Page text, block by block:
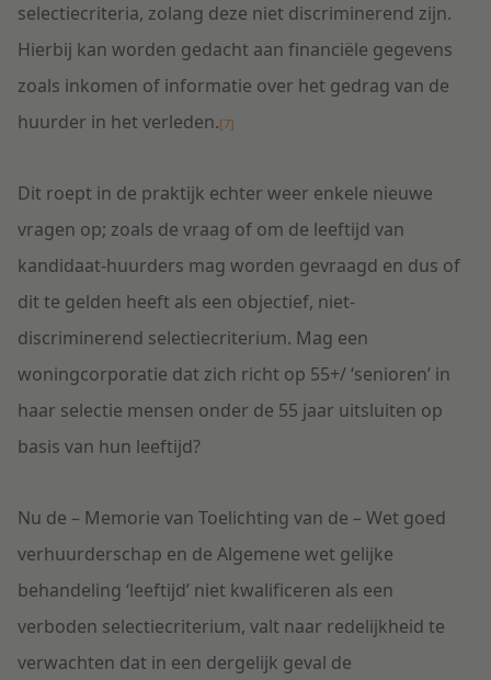
selectiecriteria, zolang deze niet discriminerend zijn.
Hierbij kan worden gedacht aan financiële gegevens
zoals inkomen of informatie over het gedrag van de
huurder in het verleden.[7]
Dit roept in de praktijk echter weer enkele nieuwe
vragen op; zoals de vraag of om de leeftijd van
kandidaat-huurders mag worden gevraagd en dus of
dit te gelden heeft als een objectief, niet-
discriminerend selectiecriterium. Mag een
woningcorporatie dat zich richt op 55+/ ‘senioren’ in
haar selectie mensen onder de 55 jaar uitsluiten op
basis van hun leeftijd?
Nu de – Memorie van Toelichting van de – Wet goed
verhuurderschap en de Algemene wet gelijke
behandeling ‘leeftijd’ niet kwalificeren als een
verboden selectiecriterium, valt naar redelijkheid te
verwachten dat in een dergelijk geval de